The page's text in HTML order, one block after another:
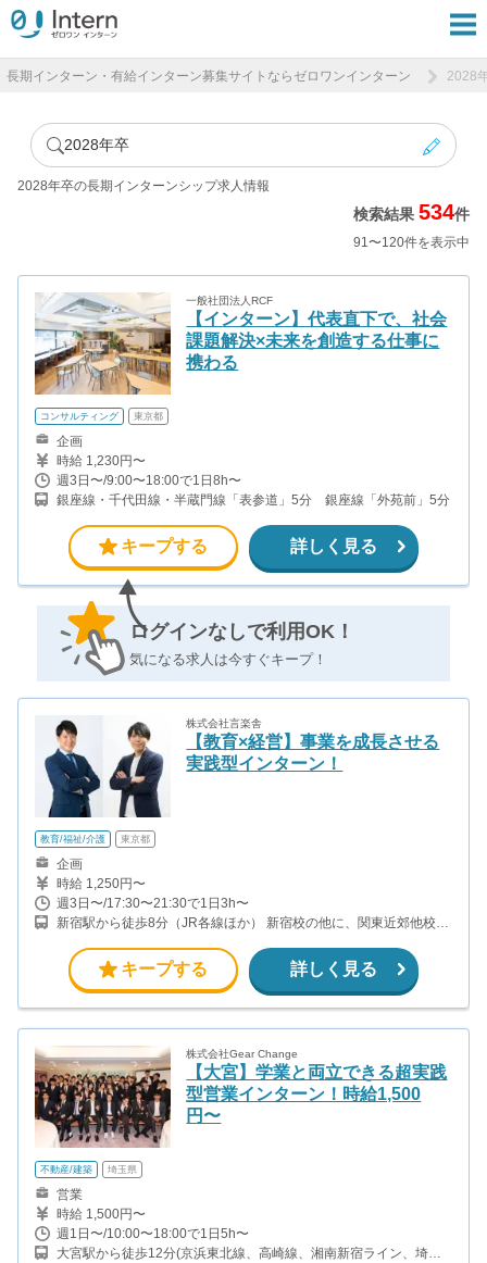
長期インターン・有給インターン募集サイトならゼロワンインターン 2028
2028年卒
2028年卒の長期インターンシップ求人情報
検索結果534件
91〜120件を表示中
一般社団法人RCF
【インターン】代表直下で、社会
課題解決×未来を創造する仕事に
携わる
コンサルティング 東京都
企画
時給 1,230円〜
週3日〜/9:00〜18:00で1日8h〜
銀座線・千代田線・半蔵門線「表参道」5分 銀座線「外苑前」5分
キープする 詳しく見る
ログインなしで利用OK！
気になる求人は今すぐキープ！
株式会社言楽舎
【教育×経営】事業を成長させる
実践型インターン！
教育/福祉/介護 東京都
企画
時給 1,250円〜
週3日〜/17:30〜21:30で1日3h〜
新宿駅から徒歩8分（JR各線ほか） 新宿校の他に、関東近郊他校で
・新宿本校 ・渋谷校 ・市ヶ谷校 ・立川校 ・横浜校 ・大宮校 ・春
日部校
キープする 詳しく見る
株式会社Gear Change
【大宮】学業と両立できる超実践
型営業インターン！時給1,500
円〜
不動産/建築 埼玉県
営業
時給 1,500円〜
週1日〜/10:00〜18:00で1日5h〜
大宮駅から徒歩12分(京浜東北線、高崎線、湘南新宿ライン、埼京